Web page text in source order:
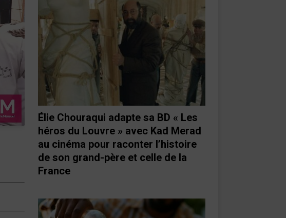
Élie Chouraqui adapte sa BD « Les
héros du Louvre » avec Kad Merad
au cinéma pour raconter l’histoire
de son grand-père et celle de la
France